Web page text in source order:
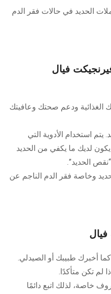
الحديد في حالات فقر الدم
فيال
الغذائية ودعم صحتك وعافيتك
يتم استخدام الأدوية التي
لديك ما يكفي من الحديد
الحديد”.
وخاصة فقر الدم الناجم عن
كما أخبرك طبيبك أو الصيدلي.
لم تكن متأكدًا.
خاصة، لذلك اتبع دائمًا